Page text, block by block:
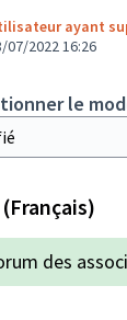
ayant
07/2022 16:26
le
des